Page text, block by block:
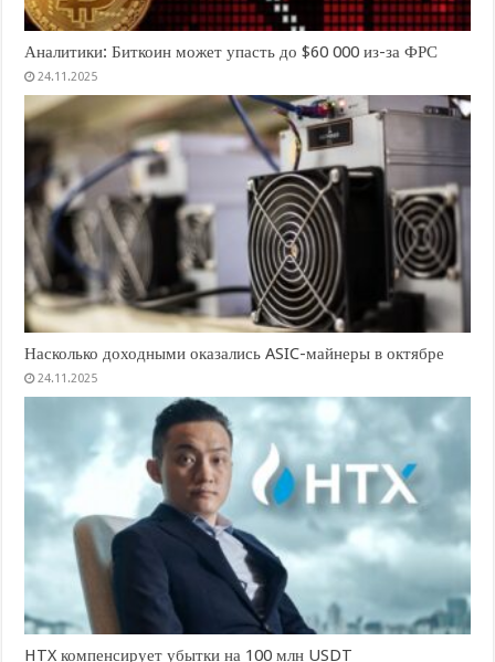
Аналитики: Биткоин может упасть до $60 000 из-за ФРС
24.11.2025
Насколько доходными оказались ASIC-майнеры в октябре
24.11.2025
HTX компенсирует убытки на 100 млн USDT